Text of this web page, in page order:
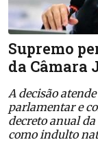
Supremo
da Câmara
A decisão
parlamentar e
decreto anual
como indulto